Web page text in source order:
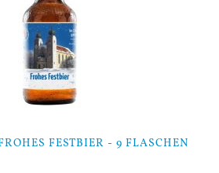
FESTBIER - 9 FLASCHEN